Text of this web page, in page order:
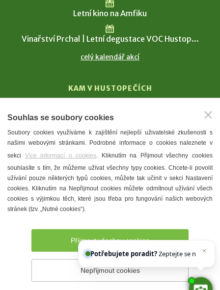
Letní kino na Amfiku
Vinařství Prchal | Letní degustace VOC Hustop...
celý kalendář akcí
KAM V HUSTOPEČÍCH
T. G. Masaryk
Mandloně
Ubytování
Restaurace
Městské muzeum a galerie
Denní meníčka
Prohlášení o přístupnosti Správce webu
Souhlas se soubory cookies
Soubory cookies využíváme k zajištění nejlepší uživatelské zkušenosti s
našimi webovými stránkami. Podrobné informace o cookies naleznete v
sekci Více informací o cookies. Kliknutím na Přijmout všechny cookies
souhlasíte s tím, že můžeme užívat všechny typy cookies. Chcete-li povolit
užívání pouze některých typů cookies, můžete tak učinit v sekci Nastavení
cookies. Kliknutím na Nepřijmout cookies můžete odmítnout užívání všech
cookies s výjimkou těch, které jsou třeba pro fungování našich webových
stránek (tzv. „Nutné cookies“).
Přijmout všechny cookies
Nepřijmout cookies
Potřebujete poradit?Zeptejte se našeho asis